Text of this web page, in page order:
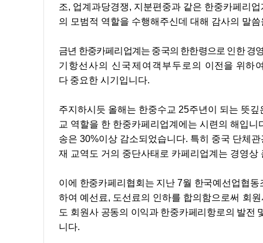
조, 업계과당경쟁, 지분편중과 같은 한중카페리
의 모범적 역할을 수행해주신데 대해 감사의 말
금년 한중카페리업계는 중국의 한한령으로 인한 경
기항선사의 신국제여객부두로의 이전을 위하
다 중요한 시기입니다.
주지하시듯 올해는 한중수교 25주년이 되는 뜻깊
교 역할을 한 한중카페리업계에는 시련의 해입니
송은 30%이상 감소되었습니다. 특히 중국 단체
재 교역도 거의 중단사태로 카페리업계는 경영
이에 한중카페리협회는 지난 7월 한국예선업협동
하여 예선료, 도선료의 인하를 합의 함으로써 회
도 회원사 공동의 이익과 한중카페리항로의 발전
니다.